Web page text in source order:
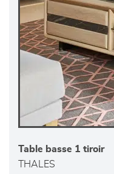
Table basse 1 tiroir
THALES